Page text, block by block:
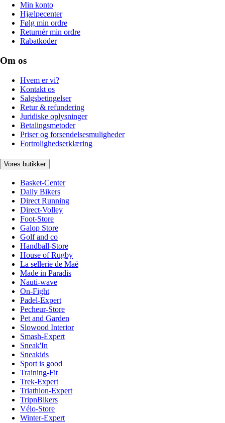
Min konto
Hjælpecenter
Følg min ordre
Returnér min ordre
Rabatkoder
Om os
Hvem er vi?
Kontakt os
Salgsbetingelser
Retur & refundering
Juridiske oplysninger
Betalingsmetoder
Priser og forsendelsesmuligheder
Fortrolighedserklæring
Vores butikker
Basket-Center
Daily Bikers
Direct Running
Direct-Volley
Foot-Store
Galop Store
Golf and co
Handball-Store
House of Rugby
La sellerie de Maé
Made in Paradis
Nauti-wave
On-Fight
Padel-Expert
Pecheur-Store
Pet and Garden
Slowood Interior
Smash-Expert
Sneak'In
Sneakids
Sport is good
Training-Fit
Trek-Expert
Triathlon-Expert
TripnBikers
Vélo-Store
Winter-Expert